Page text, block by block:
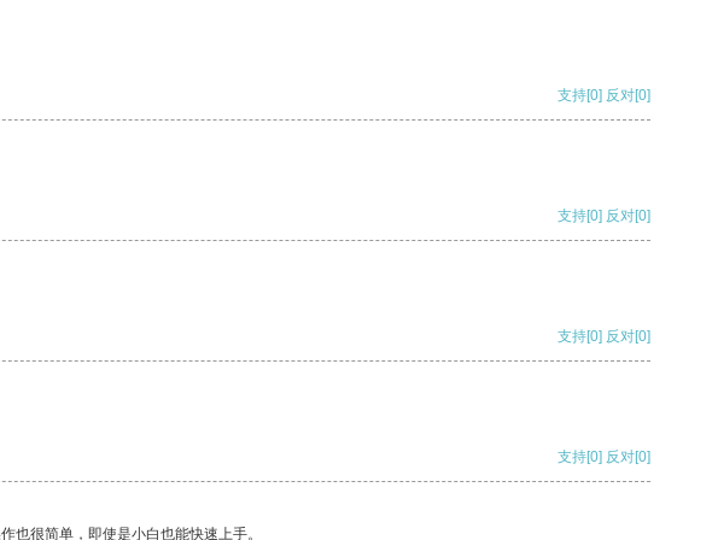
支持[0] 反对[0]
支持[0] 反对[0]
支持[0] 反对[0]
支持[0] 反对[0]
也很简单，即使是小白也能快速上手。